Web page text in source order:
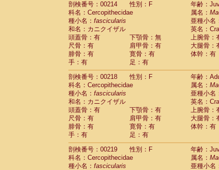
剖検番号：00214
性別：F
年齢：
科名：Cercopithecidae
属名：
種小名： fascicularis
亜種小名
和名：カニクイザル
英名：
頭蓋骨：有
下顎骨：無
上腕骨：
尺骨：有
肩甲骨：有
大腿骨：
腓骨：有
寛骨：有
体幹：有
手：有
足：有
剖検番号：00218
性別：F
年齢：
科名：Cercopithecidae
属名：
種小名： fascicularis
亜種小名
和名：カニクイザル
英名：
頭蓋骨：有
下顎骨：有
上腕骨：
尺骨：有
肩甲骨：有
大腿骨：
腓骨：有
寛骨：有
体幹：有
手：有
足：有
剖検番号：00219
性別：F
年齢：
科名：Cercopithecidae
属名：
種小名： fascicularis
亜種小名